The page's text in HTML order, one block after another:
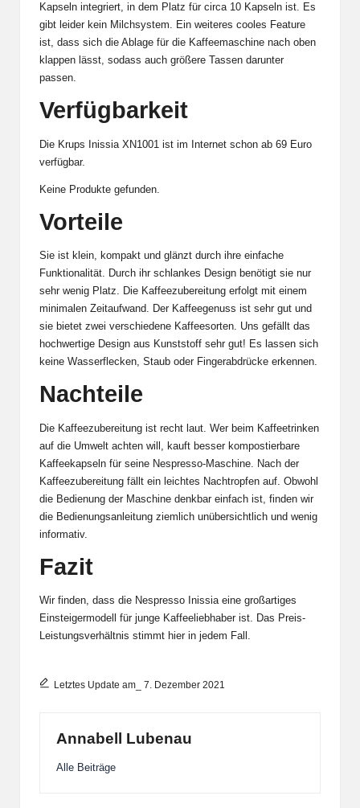
Kapseln integriert, in dem Platz für circa 10 Kapseln ist. Es
gibt leider kein Milchsystem. Ein weiteres cooles Feature
ist, dass sich die Ablage für die Kaffeemaschine nach oben
klappen lässt, sodass auch größere Tassen darunter
passen.
Verfügbarkeit
Die Krups Inissia XN1001 ist im Internet schon ab 69 Euro
verfügbar.
Keine Produkte gefunden.
Vorteile
Sie ist klein, kompakt und glänzt durch ihre einfache
Funktionalität. Durch ihr schlankes Design benötigt sie nur
sehr wenig Platz. Die Kaffeezubereitung erfolgt mit einem
minimalen Zeitaufwand. Der Kaffeegenuss ist sehr gut und
sie bietet zwei verschiedene Kaffeesorten. Uns gefällt das
hochwertige Design aus Kunststoff sehr gut! Es lassen sich
keine Wasserflecken, Staub oder Fingerabdrücke erkennen.
Nachteile
Die Kaffeezubereitung ist recht laut. Wer beim Kaffeetrinken
auf die Umwelt achten will, kauft besser kompostierbare
Kaffeekapseln für seine Nespresso-Maschine. Nach der
Kaffeezubereitung fällt ein leichtes Nachtropfen auf. Obwohl
die Bedienung der Maschine denkbar einfach ist, finden wir
die Bedienungsanleitung ziemlich unübersichtlich und wenig
informativ.
Fazit
Wir finden, dass die Nespresso Inissia eine großartiges
Einsteigermodell für junge Kaffeeliebhaber ist. Das Preis-
Leistungsverhältnis stimmt hier in jedem Fall.
Letztes Update am_ 7. Dezember 2021
Annabell Lubenau
Alle Beiträge